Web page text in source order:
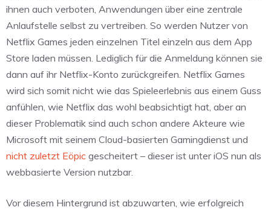
ihnen auch verboten, Anwendungen über eine zentrale
Anlaufstelle selbst zu vertreiben. So werden Nutzer von
Netflix Games jeden einzelnen Titel einzeln aus dem App
Store laden müssen. Lediglich für die Anmeldung können sie
dann auf ihr Netflix-Konto zurückgreifen. Netflix Games
wird sich somit nicht wie das Spieleerlebnis aus einem Guss
anfühlen, wie Netflix das wohl beabsichtigt hat, aber an
dieser Problematik sind auch schon andere Akteure wie
Microsoft mit seinem Cloud-basierten Gamingdienst und
nicht zuletzt Eöpic gescheitert – dieser ist unter iOS nun als
webbasierte Version nutzbar.
Vor diesem Hintergrund ist abzuwarten, wie erfolgreich